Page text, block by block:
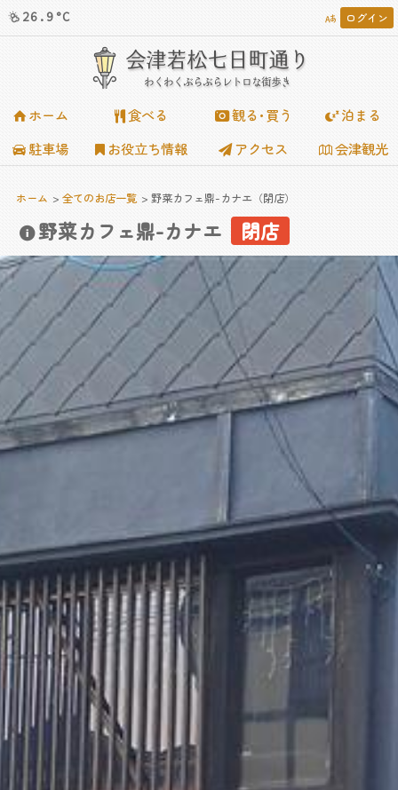
26.9°C ログイン













 会津若松七日町通り
わくわくぶらぶらレトロな街歩き
ホーム 食べる 観る･買う
泊まる
駐車場
お役立ち情報 アクセス 会津観光
ホーム 全てのお店一覧 野菜カフェ鼎-カナエ（閉店）
野菜カフェ鼎-カナエ 閉店